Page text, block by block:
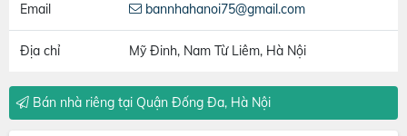
Email bannhahanoi75@gmail.com
Địa chỉ Mỹ Đinh, Nam Từ Liêm, Hà Nội
Bán nhà riêng tại Quận Đống Đa, Hà Nội